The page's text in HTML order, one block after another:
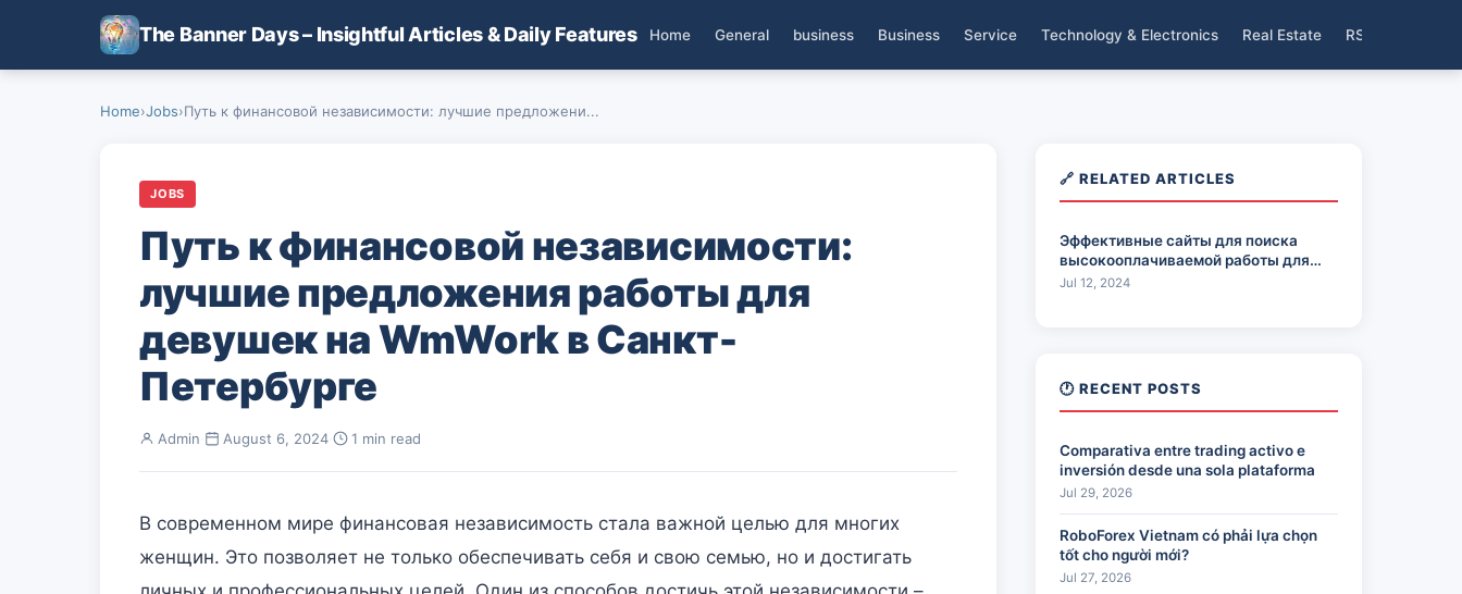
Skip to main content
The Banner Days – Insightful Articles & Daily Features Home General business Business Service Technology & Electronics Real Estate RSS
Home›Jobs›Путь к финансовой независимости: лучшие предложени...
JOBS
Путь к финансовой независимости:
лучшие предложения работы для
девушек на WmWork в Санкт-
Петербурге
Admin August 6, 2024 1 min read
В современном мире финансовая независимость стала важной целью для многих
женщин. Это позволяет не только обеспечивать себя и свою семью, но и достигать
🔗 RELATED ARTICLES
Эффективные сайты для поиска
высокооплачиваемой работы для
девушек в сфере эскорта
Jul 12, 2024
🕐 RECENT POSTS
Comparativa entre trading activo e
inversión desde una sola plataforma
Jul 29, 2026
RoboForex Vietnam có phải lựa chọn
tốt cho người mới?
Jul 27, 2026